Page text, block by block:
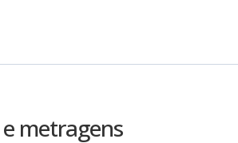
metragens